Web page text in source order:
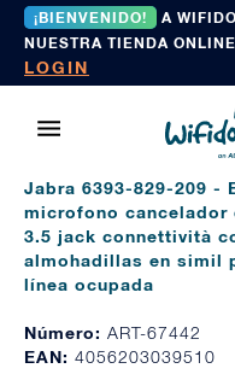
¡BIENVENIDO!
A
NUESTRA TIENDA ONLINE
LOGIN
Jabra 6393-829-209 -
microfono cancelador
3.5 jack connettività
almohadillas en simil
línea ocupada
Número: ART-67442
EAN: 4056203039510